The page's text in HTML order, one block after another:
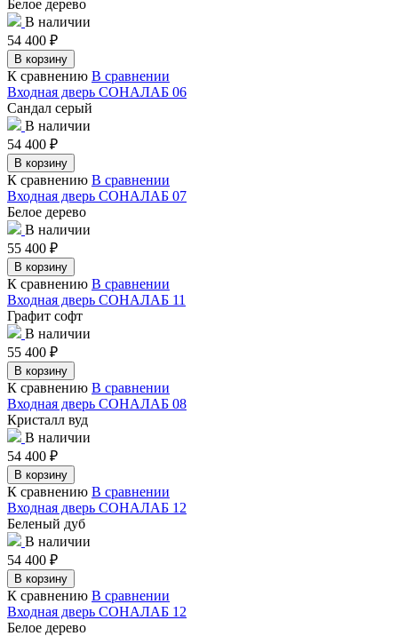
Белое дерево
В наличии
54 400 ₽
В корзину
К сравнению В сравнении
Входная дверь СОНАЛАБ 06
Сандал серый
В наличии
54 400 ₽
В корзину
К сравнению В сравнении
Входная дверь СОНАЛАБ 07
Белое дерево
В наличии
55 400 ₽
В корзину
К сравнению В сравнении
Входная дверь СОНАЛАБ 11
Графит софт
В наличии
55 400 ₽
В корзину
К сравнению В сравнении
Входная дверь СОНАЛАБ 08
Кристалл вуд
В наличии
54 400 ₽
В корзину
К сравнению В сравнении
Входная дверь СОНАЛАБ 12
Беленый дуб
В наличии
54 400 ₽
В корзину
К сравнению В сравнении
Входная дверь СОНАЛАБ 12
Белое дерево